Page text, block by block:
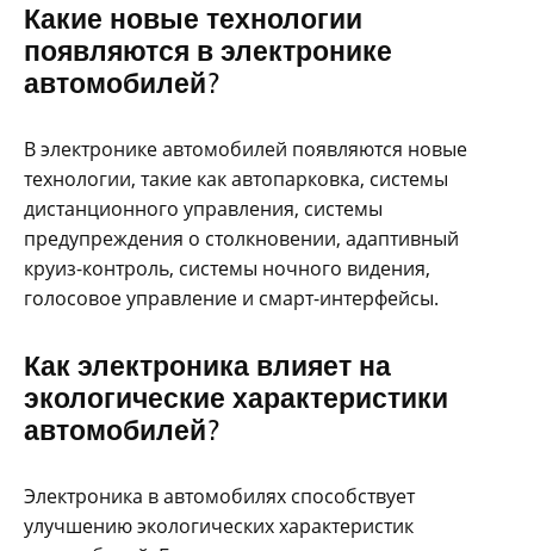
Какие новые технологии
появляются в электронике
автомобилей?
В электронике автомобилей появляются новые
технологии, такие как автопарковка, системы
дистанционного управления, системы
предупреждения о столкновении, адаптивный
круиз-контроль, системы ночного видения,
голосовое управление и смарт-интерфейсы.
Как электроника влияет на
экологические характеристики
автомобилей?
Электроника в автомобилях способствует
улучшению экологических характеристик